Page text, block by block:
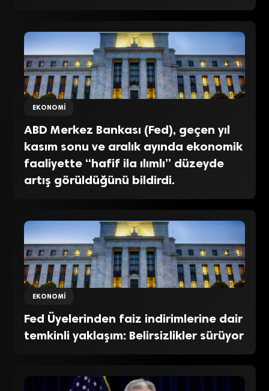
EKONOMI
ABD Merkez Bankası (Fed), geçen yıl
kasım sonu ve aralık ayında ekonomik
faaliyette “hafif ila ılımlı” düzeyde
artış görüldüğünü bildirdi.
EKONOMI
Fed Üyelerinden faiz indirimlerine dair
temkinli yaklaşım: Belirsizlikler sürüyor